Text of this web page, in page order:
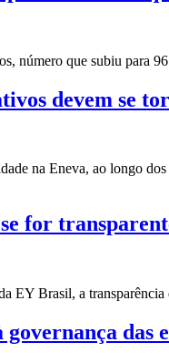
número que subiu para
devem se
na Eneva, ao longo
for
Brasil, a
das